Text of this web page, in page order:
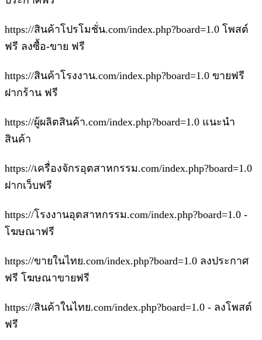
https://สินค้าโปรโมชั่น.com/index.php?board=1.0 โพสต์
ฟรี ลงซื้อ-ขาย ฟรี
https://สินค้าโรงงาน.com/index.php?board=1.0 ขายฟรี
ฝากร้าน ฟรี
https://ผู้ผลิตสินค้า.com/index.php?board=1.0 แนะนำ
สินค้า
https://เครื่องจักรอุตสาหกรรม.com/index.php?board=1.0
ฝากเว็บฟรี
https://โรงงานอุตสาหกรรม.com/index.php?board=1.0 -
โฆษณาฟรี
https://ขายในไทย.com/index.php?board=1.0 ลงประกาศ
ฟรี โฆษณาขายฟรี
https://สินค้าในไทย.com/index.php?board=1.0 - ลงโพสต์
ฟรี